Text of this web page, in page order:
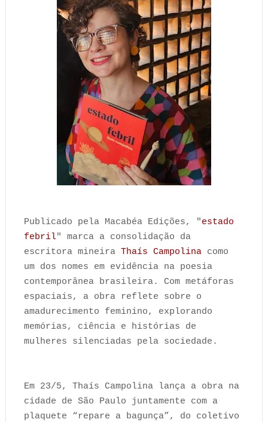
Publicado pela Macabéa Edições, "estado
febril" marca a consolidação da
escritora mineira Thaís Campolinacomo
um dos nomes em evidência na poesia
contemporânea brasileira. Com metáforas
espaciais, a obra reflete sobre o
amadurecimento feminino, explorando
memórias, ciência e histórias de
mulheres silenciadas pela sociedade.
Em 23/5, Thaís Campolina lança a obra na
cidade de São Paulo juntamente com a
plaquete “repare a bagunça”, do coletivo